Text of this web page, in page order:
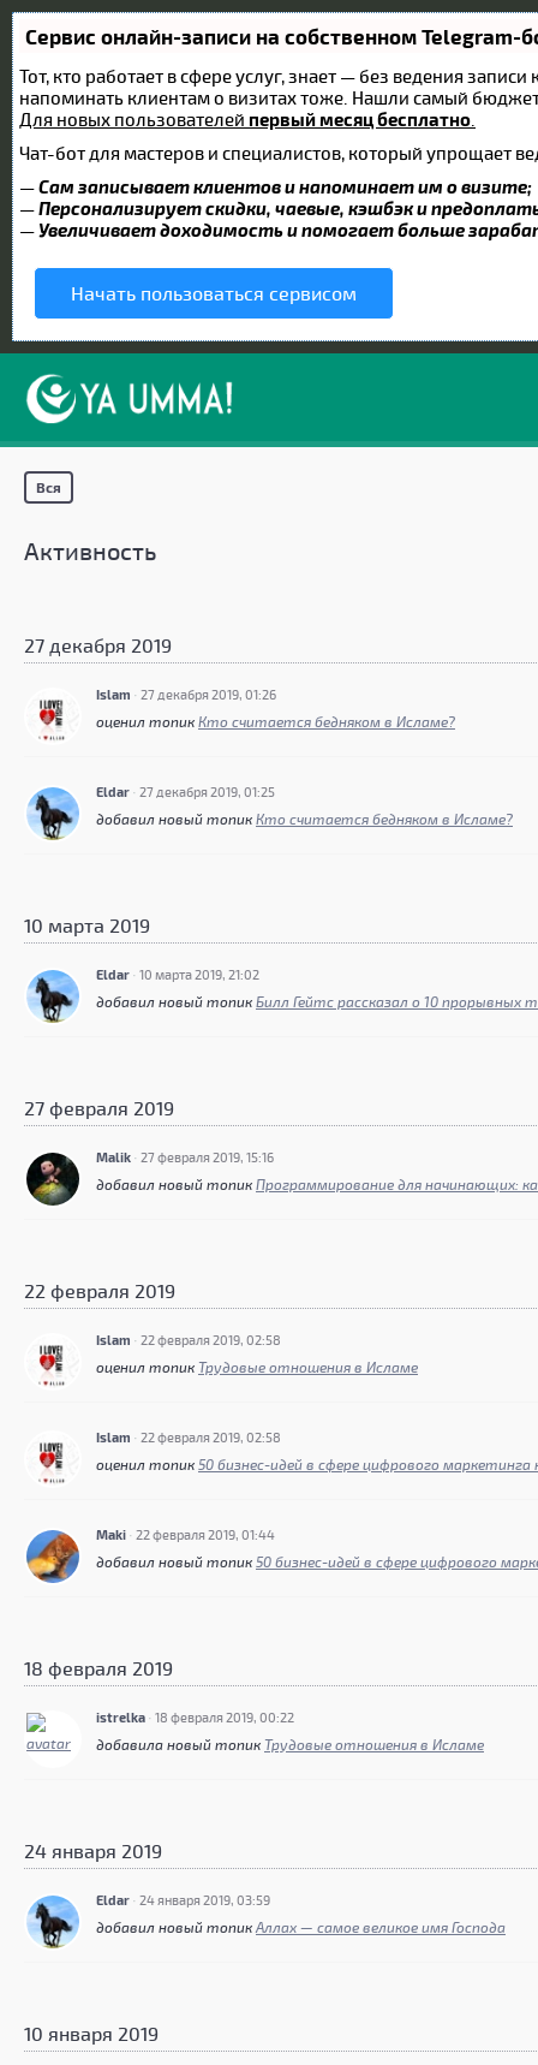
Сервис онлайн-записи на собственном Telegram-
Тот, кто работает в сфере услуг, знает — без ведения
напоминать клиентам о визитах тоже. Нашли самый
Для новых пользователей первый месяц бесплатно
Чат-бот для мастеров и специалистов, который упрощает
—Сам записывает клиентов и напоминает им о визите;
—Персонализирует скидки, чаевые, кэшбэк и
— Увеличивает доходимость и помогает больше
Начать пользоваться сервисом
Вся
Активность
27 декабря 2019
Islam · 27 декабря 2019, 01:26
оценил топик Кто считается бедняком в Исламе?
Eldar · 27 декабря 2019, 01:25
добавил новый топик Кто считается бедняком в Исламе?
10 марта 2019
Eldar · 10 марта 2019, 21:02
добавил новый топик Билл Гейтс рассказал о 10 прорывных
27 февраля 2019
Malik · 27 февраля 2019, 15:16
добавил новый топик Программирование для начинающих:
22 февраля 2019
Islam · 22 февраля 2019, 02:58
оценил топик Трудовые отношения в Исламе
Islam · 22 февраля 2019, 02:58
оценил топик 50 бизнес-идей в сфере цифрового маркетинга
Maki · 22 февраля 2019, 01:44
добавил новый топик 50 бизнес-идей в сфере цифрового
18 февраля 2019
istrelka · 18 февраля 2019, 00:22
добавила новый топик Трудовые отношения в Исламе
24 января 2019
Eldar · 24 января 2019, 03:59
добавил новый топик Аллах — самое великое имя Господа
10 января 2019